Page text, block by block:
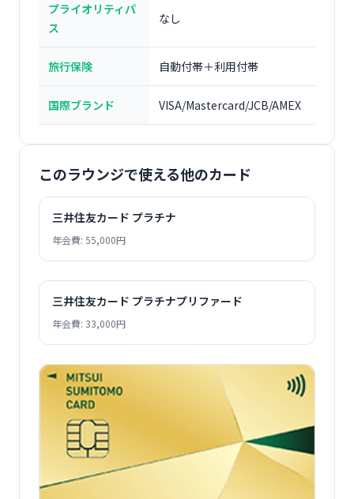
プライオリティパ
ス
なし
旅行保険 自動付帯＋利用付帯
国際ブランド VISA/Mastercard/JCB/AMEX
このラウンジで使える他のカード
三井住友カード プラチナ
年会費: 55,000円
三井住友カード プラチナプリファード
年会費: 33,000円